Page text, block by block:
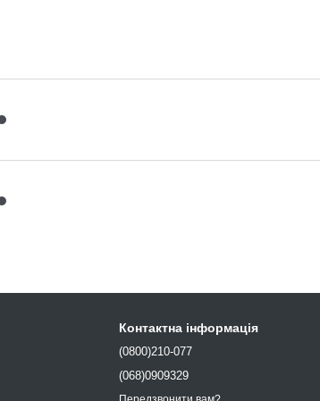
Контактна інформація
(0800)210-077
(068)0909329